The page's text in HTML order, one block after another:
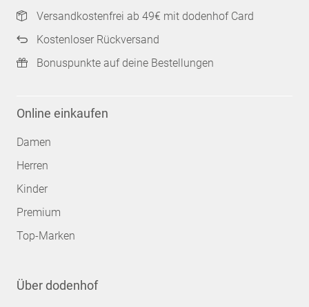
Versandkostenfrei ab 49€ mit dodenhof Card
Kostenloser Rückversand
Bonuspunkte auf deine Bestellungen
Online einkaufen
Damen
Herren
Kinder
Premium
Top-Marken
Über dodenhof